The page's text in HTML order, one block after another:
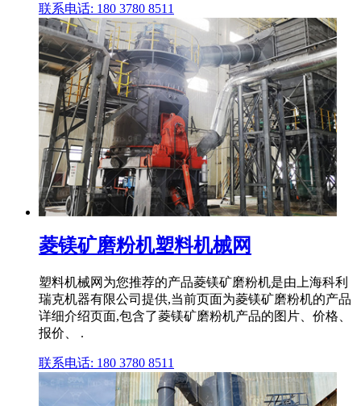
联系电话: 180 3780 8511
菱镁矿磨粉机塑料机械网
塑料机械网为您推荐的产品菱镁矿磨粉机是由上海科利
瑞克机器有限公司提供,当前页面为菱镁矿磨粉机的产品
详细介绍页面,包含了菱镁矿磨粉机产品的图片、价格、
报价、 .
联系电话: 180 3780 8511